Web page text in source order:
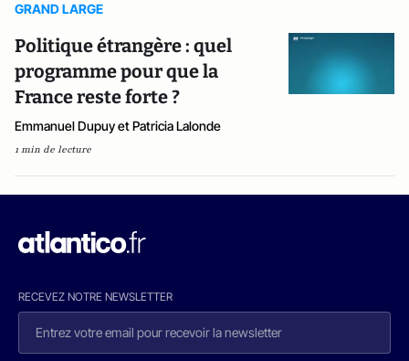
GRAND LARGE
Politique étrangère : quel
programme pour que la
France reste forte ?
Emmanuel Dupuy et Patricia Lalonde
1 min de lecture
RECEVEZ NOTRE NEWSLETTER